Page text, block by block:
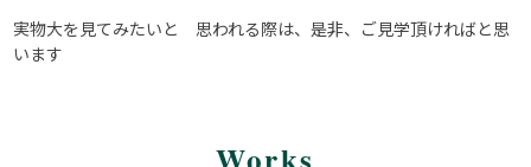
実物大を見てみたいと 思われる際は、是非、ご見学頂ければと思
います